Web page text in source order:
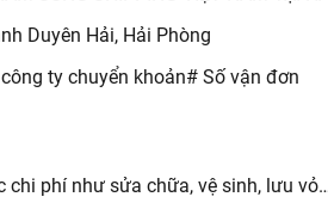
Duyên Hải, Hải Phòng
ty chuyển khoản# Số vận đơn
chi phí như sửa chữa, vệ sinh, lưu